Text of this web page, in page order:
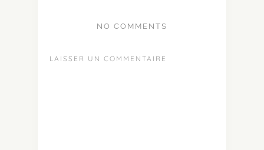
NO COMMENTS
LAISSER UN COMMENTAIRE